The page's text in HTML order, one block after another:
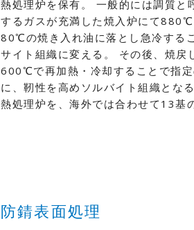
熱処理炉を保有。 一般的には調質と
するガスが充満した焼入炉にて
80℃の焼き入れ油に落とし急冷する
サイト組織に変える。 その後、焼
600℃で再加熱・冷却することで指定
に、靭性を高めソルバイト組織とな
熱処理炉を、海外では合わせて13基
防錆表面処理